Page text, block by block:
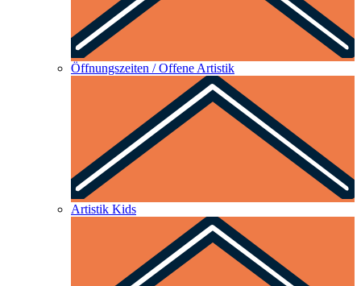
Öffnungszeiten / Offene Artistik
Artistik Kids